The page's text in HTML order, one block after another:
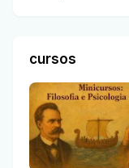
cursos